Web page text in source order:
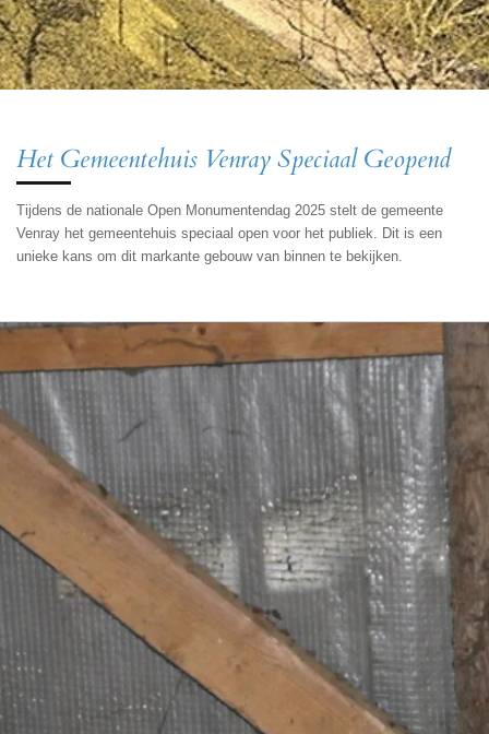
Het Gemeentehuis Venray Speciaal Geopend
Tijdens de nationale Open Monumentendag 2025 stelt de gemeente
Venray het gemeentehuis speciaal open voor het publiek. Dit is een
unieke kans om dit markante gebouw van binnen te bekijken.